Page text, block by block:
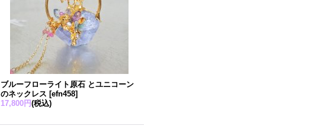
ブルーフローライト原石 とユニコーン
のネックレス [efn458]
17,800円(税込)